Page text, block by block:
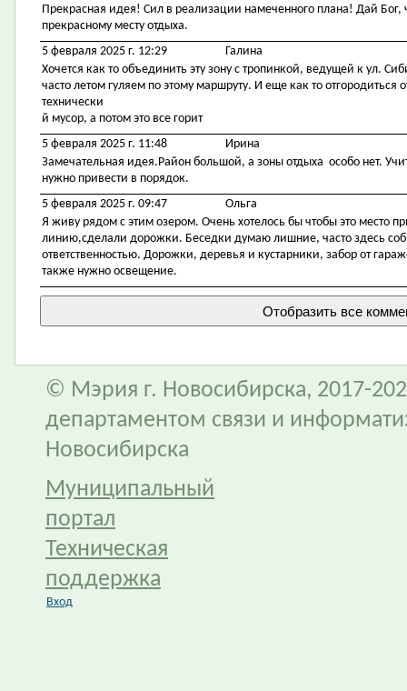
Прекрасная идея! Сил в реализации намеченного плана! Дай
прекрасному месту отдыха.
5 февраля 2025 г. 12:29
Галина
Хочется как то объединить эту зону с тропинкой, ведущей к ул.
часто летом гуляем по этому маршруту. И еще как то
технически
й мусор, а потом это все горит
5 февраля 2025 г. 11:48
Ирина
Замечательная идея.Район большой, а зоны отдыха особо нет.
нужно привести в порядок.
5 февраля 2025 г. 09:47
Ольга
Я живу рядом с этим озером. Очень хотелось бы чтобы это место
линию,сделали дорожки. Беседки думаю лишние, часто здесь
ответственностью. Дорожки, деревья и кустарники, забор от
также нужно освещение.
© Мэрия г. Новосибирска, 2017-
департаментом связи и
Новосибирска
Муниципальный
портал
Техническая
поддержка
Вход